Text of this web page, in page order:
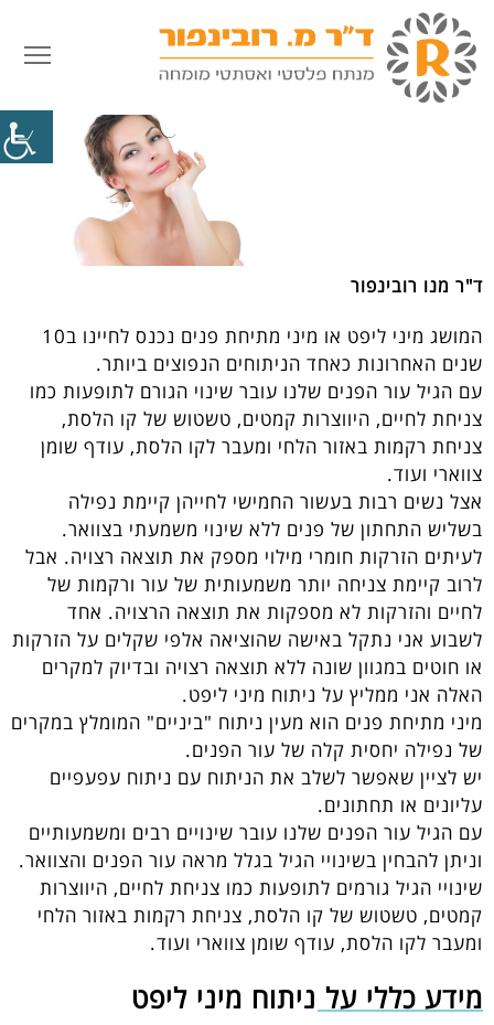
ד"ר מנו רובינפור
המושג מיני ליפט או מיני מתיחת פנים נכנס לחיינו ב10
שנים האחרונות כאחד הניתוחים הנפוצים ביותר.
עם הגיל עור הפנים שלנו עובר שינוי הגורם לתופעות כמו
צניחת לחיים, היווצרות קמטים, טשטוש של קו הלסת,
צניחת רקמות באזור הלחי ומעבר לקו הלסת, עודף שומן
צווארי ועוד.
אצל נשים רבות בעשור החמישי לחייהן קיימת נפילה
בשליש התחתון של פנים ללא שינוי משמעתי בצוואר.
לעיתים הזרקות חומרי מילוי מספק את תוצאה רצויה. אבל
לרוב קיימת צניחה יותר משמעותית של עור ורקמות של
לחיים והזרקות לא מספקות את תוצאה הרצויה. אחד
לשבוע אני נתקל באישה שהוציאה אלפי שקלים על הזרקות
או חוטים במגוון שונה ללא תוצאה רצויה ובדיוק למקרים
האלה אני ממליץ על ניתוח מיני ליפט.
מיני מתיחת פנים הוא מעין ניתוח "ביניים" המומלץ במקרים
של נפילה יחסית קלה של עור הפנים.
יש לציין שאפשר לשלב את הניתוח עם ניתוח עפעפיים
עליונים או תחתונים.
עם הגיל עור הפנים שלנו עובר שינויים רבים ומשמעותיים
וניתן להבחין בשינויי הגיל בגלל מראה עור הפנים והצוואר.
שינויי הגיל גורמים לתופעות כמו צניחת לחיים, היווצרות
קמטים, טשטוש של קו הלסת, צניחת רקמות באזור הלחי
ומעבר לקו הלסת, עודף שומן צווארי ועוד.
מידע כללי על ניתוח מיני ליפט